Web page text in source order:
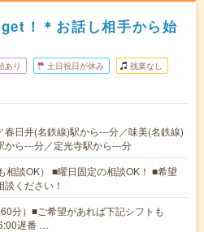
！＊お話し相手から始
あり 土日祝日が休み 残業なし
春日井(名鉄線)駅から---分／味美(名鉄線)
から---分／定光寺駅から---分
相談OK） ■曜日固定の相談OK！ ■希望
ください！
分）■ご希望があれば下記シフトも
遅番 …